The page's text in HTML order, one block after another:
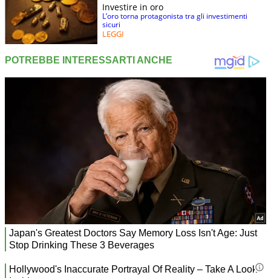
Investire in oro
L’oro torna protagonista tra gli investimenti
sicuri
LEGGI